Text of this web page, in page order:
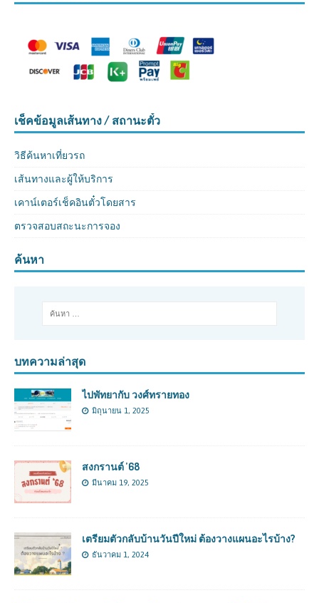
เช็คข้อมูลเส้นทาง / สถานะตั๋ว
วิธีค้นหาเที่ยวรถ
เส้นทางและผู้ให้บริการ
เคาน์เตอร์เช็คอินตั๋วโดยสาร
ตรวจสอบสถะนะการจอง
ค้นหา
บทความล่าสุด
ไปพัทยากับ วงศ์ทรายทอง
มิถุนายน 1, 2025
สงกรานต์ ’68
มีนาคม 19, 2025
เตรียมตัวกลับบ้านวันปีใหม่ ต้องวางแผนอะไรบ้าง?
ธันวาคม 1, 2024